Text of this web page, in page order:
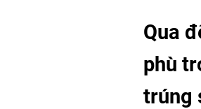
Qua
phù
trúng